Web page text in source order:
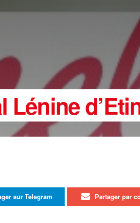
sur Telegram Partager par